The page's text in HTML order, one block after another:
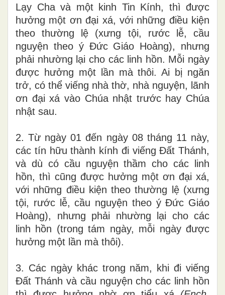
Lạy Cha và một kinh Tin Kính, thì được
hưởng một ơn đại xá, với những điều kiện
theo thường lệ (xưng tội, rước lễ, cầu
nguyện theo ý Đức Giáo Hoàng), nhưng
phải nhường lại cho các linh hồn. Mỗi ngày
được hưởng một lần mà thôi. Ai bị ngăn
trở, có thể viếng nhà thờ, nhà nguyện, lãnh
ơn đại xá vào Chúa nhật trước hay Chúa
nhật sau.
2. Từ ngày 01 đến ngày 08 tháng 11 này,
các tín hữu thành kính đi viếng Đất Thánh,
và dù có cầu nguyện thầm cho các linh
hồn, thì cũng được hưởng một ơn đại xá,
với những điều kiện theo thường lệ (xưng
tội, rước lễ, cầu nguyện theo ý Đức Giáo
Hoàng), nhưng phải nhường lại cho các
linh hồn (trong tám ngày, mỗi ngày được
hưởng một lần mà thôi).
3. Các ngày khác trong năm, khi đi viếng
Đất Thánh và cầu nguyện cho các linh hồn